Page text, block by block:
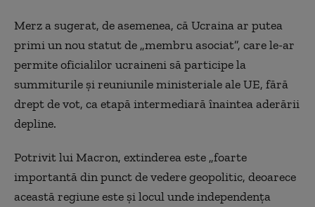
Merz a sugerat, de asemenea, că Ucraina ar putea
primi un nou statut de „membru asociat”, care le-ar
permite oficialilor ucraineni să participe la
summiturile și reuniunile ministeriale ale UE, fără
drept de vot, ca etapă intermediară înaintea aderării
depline.
Potrivit lui Macron, extinderea este „foarte
importantă din punct de vedere geopolitic, deoarece
această regiune este și locul unde independența